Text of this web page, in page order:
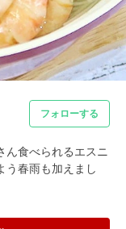
フォローする
ん食べられるエスニ
う春雨も加えまし